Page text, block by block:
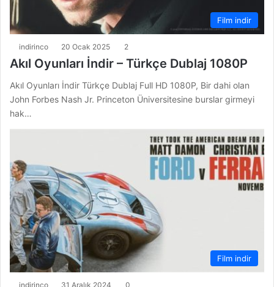
Film indir
indirinco 20 Ocak 2025 2
Akıl Oyunları İndir – Türkçe Dublaj 1080P
Akıl Oyunları İndir Türkçe Dublaj Full HD 1080P, Bir dahi olan
John Forbes Nash Jr. Princeton Üniversitesine burslar girmeyi
hak…
Film indir
indirinco 31 Aralık 2024 0